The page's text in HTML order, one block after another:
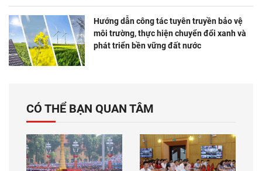
Hướng dẫn công tác tuyên truyền bảo vệ
môi trường, thực hiện chuyển đổi xanh và
phát triển bền vững đất nước
CÓ THỂ BẠN QUAN TÂM